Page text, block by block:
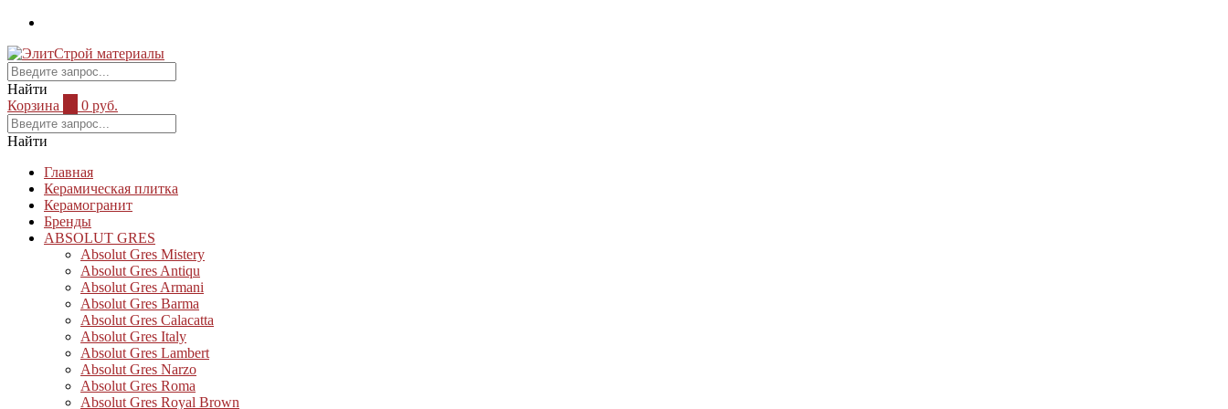
Найти
Корзина
0 руб.
Найти
Главная
Керамическая плитка
Керамогранит
Бренды
ABSOLUT GRES
Absolut Gres Mistery
Absolut Gres Antiqu
Absolut Gres Armani
Absolut Gres Barma
Absolut Gres Calacatta
Absolut Gres Italy
Absolut Gres Lambert
Absolut Gres Narzo
Absolut Gres Roma
Absolut Gres Royal Brown